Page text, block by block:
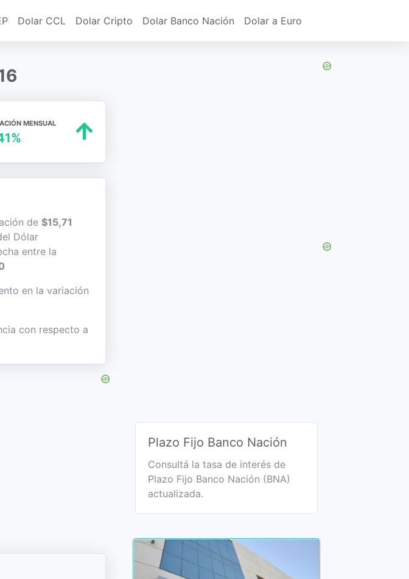
Dolar CCL Dolar Cripto Dolar Banco Nación Dolar a Euro
MENSUAL
de $15,71
Dólar
entre la
en la variación
con respecto a
Plazo Fijo Banco Nación
Consultá la tasa de interés de
Plazo Fijo Banco Nación (BNA)
actualizada.